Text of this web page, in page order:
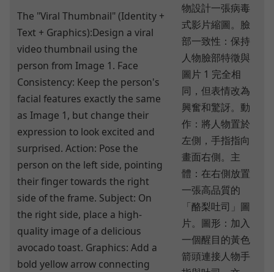
The "Viral Thumbnail" (Identity +
Text + Graphics):Design a viral
video thumbnail using the
person from Image 1. Face
Consistency: Keep the person's
facial features exactly the same
as Image 1, but change their
expression to look excited and
surprised. Action: Pose the
person on the left side, pointing
their finger towards the right
side of the frame. Subject: On
the right side, place a high-
quality image of a delicious
avocado toast. Graphics: Add a
bold yellow arrow connecting
物設計一張病毒
式影片縮圖。臉
部一致性：保持
人物臉部特徵與
圖片 1 完全相
同，但表情改為
興奮和驚訝。動
作：將人物置於
左側，手指指向
畫面右側。主
體：在右側放置
一張高品質的
「酪梨吐司」圖
片。圖形：加入
一個醒目的黃色
箭頭連接人物手